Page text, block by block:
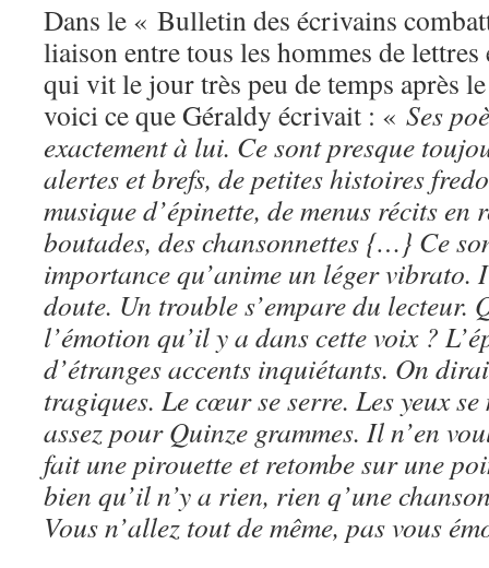
Dans le « Bulletin des écrivains
liaison entre tous les hommes de
qui vit le jour très peu de temps après
voici ce que Géraldy écrivait : « Ses
exactement à lui. Ce sont presque
alertes et brefs, de petites histoires
musique d’épinette, de menus récits en
boutades, des chansonnettes {…} Ce
importance qu’anime un léger vibrato.
doute. Un trouble s’empare du lecteur.
l’émotion qu’il y a dans cette voix ?
d’étranges accents inquiétants. On
tragiques. Le cœur se serre. Les yeux
assez pour Quinze grammes. Il n’en
fait une pirouette et retombe sur une
bien qu’il n’y a rien, rien q’une
Vous n’allez tout de même, pas vous